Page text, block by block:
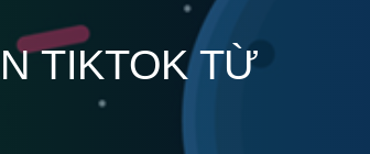
TIKTOK TỪ